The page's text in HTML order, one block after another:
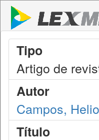
Tipo
Artigo de
Autor
Campos,
Título